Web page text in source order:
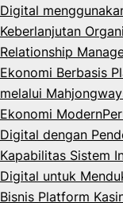
Digital
Keberlanjutan
Relationship
Ekonomi Berbasis
melalui
Ekonomi Modern
Digital dengan
Kapabilitas Sistem
Digital untuk
Bisnis Platform